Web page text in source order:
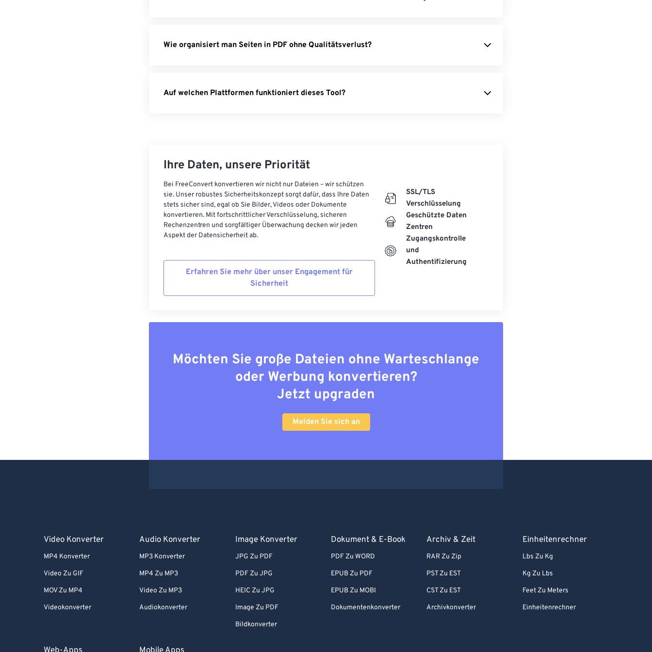
EPUB zu PDF– Wandeln Sie eBooks in PDFs um.
XML zu PDF– Wandeln Sie XML-Dateien in PDFs um.
Wie organisiert man Seiten in PDF ohne Qualitätsverlust?
Auf welchen Plattformen funktioniert dieses Tool?
Ihre Daten, unsere Priorität
Bei FreeConvert konvertieren wir nicht nur Dateien – wir schützen
sie. Unser robustes Sicherheitskonzept sorgt dafür, dass Ihre Daten
stets sicher sind, egal ob Sie Bilder, Videos oder Dokumente
konvertieren. Mit fortschrittlicher Verschlüsselung, sicheren
Rechenzentren und sorgfältiger Überwachung decken wir jeden
Aspekt der Datensicherheit ab.
Erfahren Sie mehr über unser Engagement für
Sicherheit
SSL/TLS
Verschlüsselung
Geschützte Daten
Zentren
Zugangskontrolle
und
Authentifizierung
Möchten Sie große Dateien ohne Warteschlange
oder Werbung konvertieren?
Jetzt upgraden
Melden Sie sich an
Video Konverter
MP4 Konverter
Video Zu GIF
MOV Zu MP4
Videokonverter
Audio Konverter
MP3 Konverter
MP4 Zu MP3
Video Zu MP3
Audiokonverter
Image Konverter
JPG Zu PDF
PDF Zu JPG
HEIC Zu JPG
Image Zu PDF
Bildkonverter
Dokument & E-Book
PDF Zu WORD
EPUB Zu PDF
EPUB Zu MOBI
Dokumentenkonverter
Archiv & Zeit
RAR Zu Zip
PST Zu EST
CST Zu EST
Archivkonverter
Einheitenrechner
Lbs Zu Kg
Kg Zu Lbs
Feet Zu Meters
Einheitenrechner